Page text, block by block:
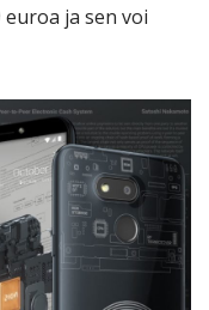
ja sen voi